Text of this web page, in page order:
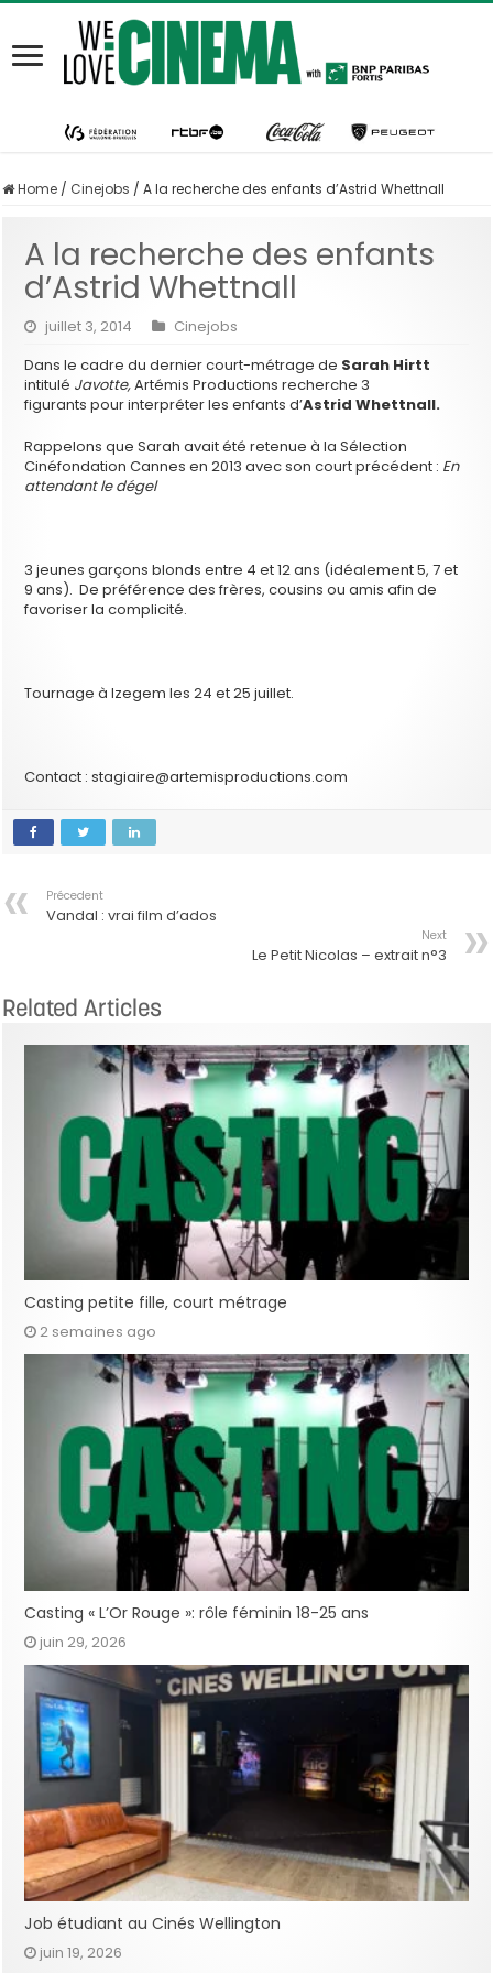
Home / Cinejobs / A la recherche des enfants d’Astrid Whettnall
A la recherche des enfants
d’Astrid Whettnall
juillet 3, 2014
Cinejobs
Dans le cadre du dernier court-métrage de Sarah Hirtt
intitulé Javotte,Artémis Productions recherche 3
figurants pour interpréter les enfants d’Astrid Whettnall.
Rappelons que Sarah avait été retenue à la Sélection
Cinéfondation Cannes en 2013 avec son court précédent : En
attendant le dégel
3 jeunes garçons blonds entre 4 et 12 ans (idéalement 5, 7 et
9 ans). De préférence des frères, cousins ou amis afin de
favoriser la complicité.
Tournage à Izegem les 24 et 25 juillet.
Contact : stagiaire@artemisproductions.com
Précedent
Vandal : vrai film d’ados
Next
Le Petit Nicolas – extrait n°3
Related Articles
Casting petite fille, court métrage
2 semaines ago
Casting « L’Or Rouge »: rôle féminin 18-25 ans
juin 29, 2026
Job étudiant au Cinés Wellington
juin 19, 2026